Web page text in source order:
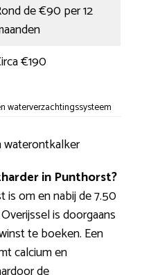
de €90 per 12
€190
waterverzachtingssysteem
waterontkalker
in Punthorst?
is om en nabij de 7.50
is doorgaans
te boeken. Een
calcium en